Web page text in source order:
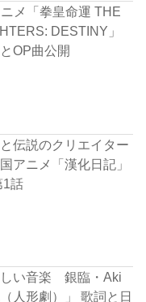
メ「拳皇命運 THE
DESTINY」
OP曲公開
伝説のクリエイター
アニメ「漢化日記」
1話
しい音楽 銀臨・Aki
人形劇）」 歌詞と日